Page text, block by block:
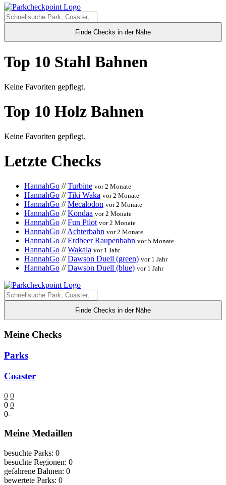
Finde Checks in der Nähe
Top 10 Stahl Bahnen
Keine Favoriten gepflegt.
Top 10 Holz Bahnen
Keine Favoriten gepflegt.
Letzte Checks
HannahGo //Turbine vor 2 Monate
HannahGo //Tiki Waka vor 2 Monate
HannahGo //Mecalodon vor 2 Monate
HannahGo //Kondaa vor 2 Monate
HannahGo //Fun Pilot vor 2 Monate
HannahGo //Achterbahn vor 2 Monate
HannahGo //Erdbeer Raupenbahn vor 5 Monate
HannahGo //Wakala vor 1 Jahr
HannahGo //Dawson Duell (green) vor 1 Jahr
HannahGo //Dawson Duell (blue) vor 1 Jahr
Finde Checks in der Nähe
Meine Checks
Parks
Coaster
0 0
0 0
0-
Meine Medaillen
besuchte Parks: 0
besuchte Regionen: 0
gefahrene Bahnen: 0
bewertete Parks: 0